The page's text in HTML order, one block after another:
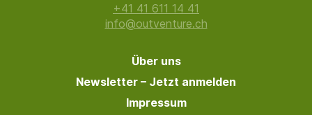
+41 41 611 14 41
info@outventure.ch
Über uns
Newsletter – Jetzt anmelden
Impressum